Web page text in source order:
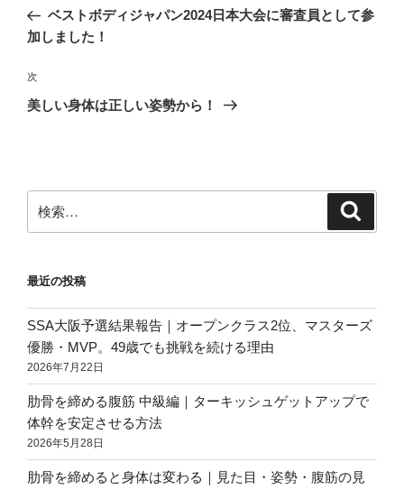
ナ
ゲ
ー
の
投
ベストボディジャパン2024日本大会に審査員として参
加しました！
次
の
次
美しい身体は正しい姿勢から！
索:
最近の投稿
SSA大阪予選結果報告｜オープンクラス2位、マスターズ
優勝・MVP。49歳でも挑戦を続ける理由
2026年7月22日
肋骨を締める腹筋 中級編｜ターキッシュゲットアップで
体幹を安定させる方法
2026年5月28日
肋骨を締めると身体は変わる｜見た目・姿勢・腹筋の見